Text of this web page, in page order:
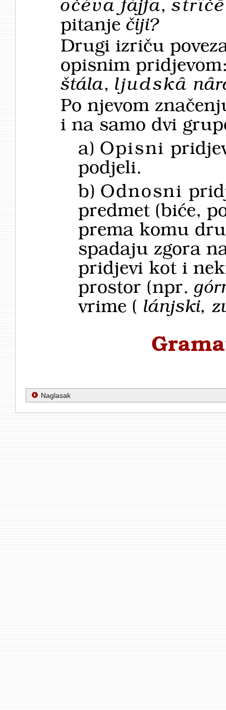
očéva fájfa,
pitanje čiji?
Drugi izriču
opisnim
štála, ljudskȃ
Po njevom
i na samo dvi
a) Opisni
podjeli.
b) Odnosni
predmet (biće,
prema komu
spadaju zgora
pridjevi kot i
prostor (npr.
vrime ( lánjski,
Naglasak